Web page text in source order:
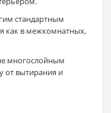
стандартным
как в межкомнатных,
многослойным
от вытирания и